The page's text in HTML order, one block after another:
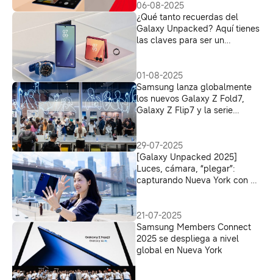
06-08-2025
¿Qué tanto recuerdas del
Galaxy Unpacked? Aquí tienes
las claves para ser un
01-08-2025
Samsung lanza globalmente
los nuevos Galaxy Z Fold7,
Galaxy Z Flip7 y la serie
29-07-2025
[Galaxy Unpacked 2025]
Luces, cámara, “plegar”:
capturando Nueva York con el
21-07-2025
Samsung Members Connect
2025 se despliega a nivel
global en Nueva York